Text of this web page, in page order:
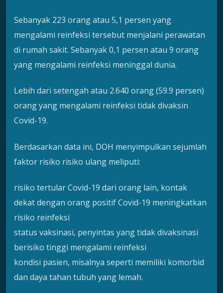
Sebanyak 223 orang atau 5,1 persen yang
mengalami reinfeksi tersebut menjalani perawatan
di rumah sakit. Sebanyak 0,1 persen atau 9 orang
yang mengalami reinfeksi meninggal dunia.
Lebih dari setengah atau 2.640 orang (59.9 persen)
orang yang mengalami reinfeksi tidak divaksin
Covid-19.
Berdasarkan data ini, DOH menyimpulkan sejumlah
faktor risiko risiko ulang meliputi:
risiko tertular Covid-19 dari orang lain, kontak
dekat dengan orang positif Covid-19 meningkatkan
risiko reinfeksi
status vaksinasi, penyintas yang tidak divaksinasi
berisiko tinggi mengalami reinfeksi
kondisi pasien, misalnya seperti memiliki komorbid
dan daya tahan tubuh yang lemah.